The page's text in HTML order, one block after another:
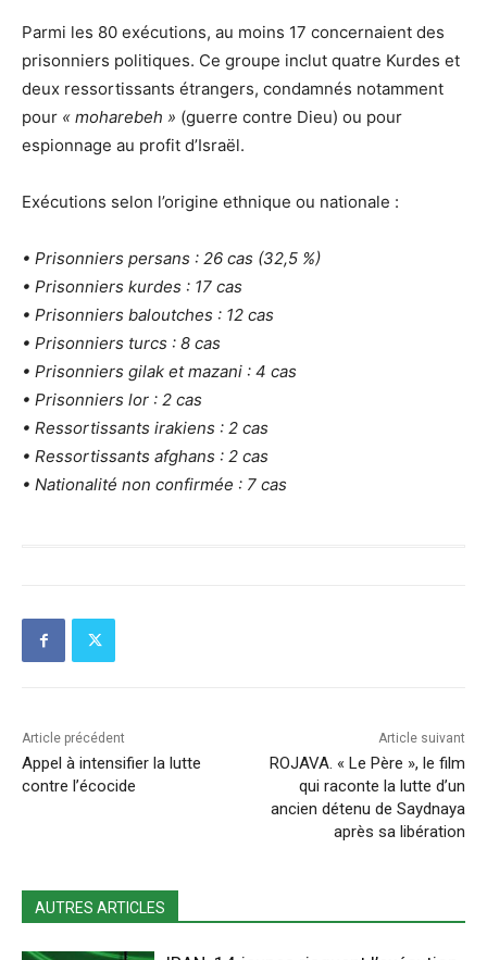
Parmi les 80 exécutions, au moins 17 concernaient des
prisonniers politiques. Ce groupe inclut quatre Kurdes et
deux ressortissants étrangers, condamnés notamment
pour « moharebeh » (guerre contre Dieu) ou pour
espionnage au profit d’Israël.
Exécutions selon l’origine ethnique ou nationale :
• Prisonniers persans : 26 cas (32,5 %)
• Prisonniers kurdes : 17 cas
• Prisonniers baloutches : 12 cas
• Prisonniers turcs : 8 cas
• Prisonniers gilak et mazani : 4 cas
• Prisonniers lor : 2 cas
• Ressortissants irakiens : 2 cas
• Ressortissants afghans : 2 cas
• Nationalité non confirmée : 7 cas
Article précédent
Appel à intensifier la lutte
contre l’écocide
Article suivant
ROJAVA. « Le Père », le film
qui raconte la lutte d’un
ancien détenu de Saydnaya
après sa libération
AUTRES ARTICLES